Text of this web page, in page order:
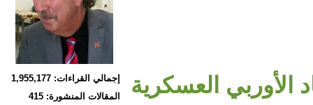
الأوربي العسكرية
إجمالي القراءات: 1,955,177
المقالات المنشورة: 415